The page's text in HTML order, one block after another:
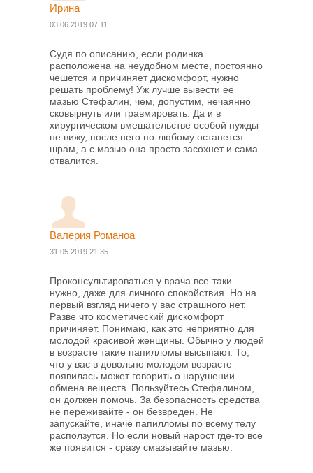
Ирина
03.06.2019 07:11
Судя по описанию, если родинка
расположена на неудобном месте, постоянно
чешется и причиняет дискомфорт, нужно
решать проблему! Уж лучше вывести ее
мазью Стефалин, чем, допустим, нечаянно
сковырнуть или травмировать. Да и в
хирургическом вмешательстве особой нужды
не вижу, после него по-любому останется
шрам, а с мазью она просто засохнет и сама
отвалится.
Валерия Романоа
31.05.2019 21:35
Проконсультироваться у врача все-таки
нужно, даже для личного спокойствия. Но на
первый взгляд ничего у вас страшного нет.
Разве что косметический дискомфорт
причиняет. Понимаю, как это неприятно для
молодой красивой женщины. Обычно у людей
в возрасте такие папилломы высыпают. То,
что у вас в довольно молодом возрасте
появилась может говорить о нарушении
обмена веществ. Пользуйтесь Стефалином,
он должен помочь. За безопасность средства
не переживайте - он безвреден. Не
запускайте, иначе папилломы по всему телу
расползутся. Но если новый нарост где-то все
же появится - сразу смазывайте мазью.